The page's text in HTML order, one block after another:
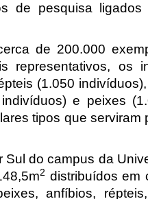
de pesquisa
de 200.000
representativos, os
(1.050
e peixes
tipos que serviram
do campus da
2 distribuídos em
anfíbios, répteis,